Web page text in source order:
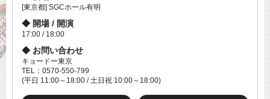
[東京都] SGCホール有明
開場 / 開演
17:00 / 18:00
お問い合わせ
キョードー東京
TEL：0570-550-799
(平日 11:00～18:00 / 土日祝 10:00～18:00)